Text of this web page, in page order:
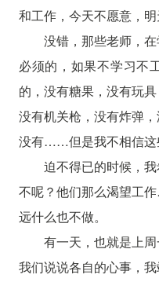
和工作，今天不愿意，
没错，那些老师，
必须的，如果不学习不
的，没有糖果，没有玩
没有机关枪，没有炸弹
没有……但是我不相信这
迫不得已的时候，
不呢？他们那么渴望工
远什么也不做。
有一天，也就是上
我们说说各自的心事，我